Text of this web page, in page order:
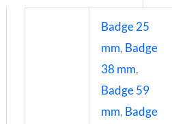
Badge 25
mm, Badge
38 mm,
Badge 59
mm, Badge